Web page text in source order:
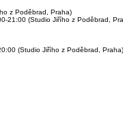
z Poděbrad , Praha)
21:00 (Studio Jiřího z Poděbrad ,
(Studio Jiřího z Poděbrad, Praha)